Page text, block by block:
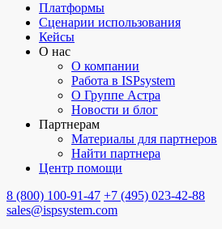
Платформы
Сценарии использования
Кейсы
О нас
О компании
Работа в ISPsystem
О Группе Астра
Новости и блог
Партнерам
Материалы для партнеров
Найти партнера
Центр помощи
8 (800) 100-91-47 +7 (495) 023-42-88
sales@ispsystem.com